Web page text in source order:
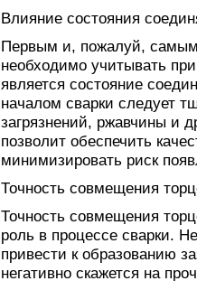
Влияние состояния
Первым и, пожалуй,
необходимо учитывать
является состояние
началом сварки следует
загрязнений, ржавчины и
позволит обеспечить
минимизировать риск
Точность совмещения
Точность совмещения
роль в процессе сварки.
привести к образованию
негативно скажется на